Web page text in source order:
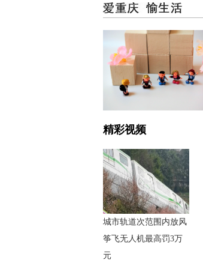
精彩视频
城市轨道次范围内放风
筝飞无人机最高罚3万
元